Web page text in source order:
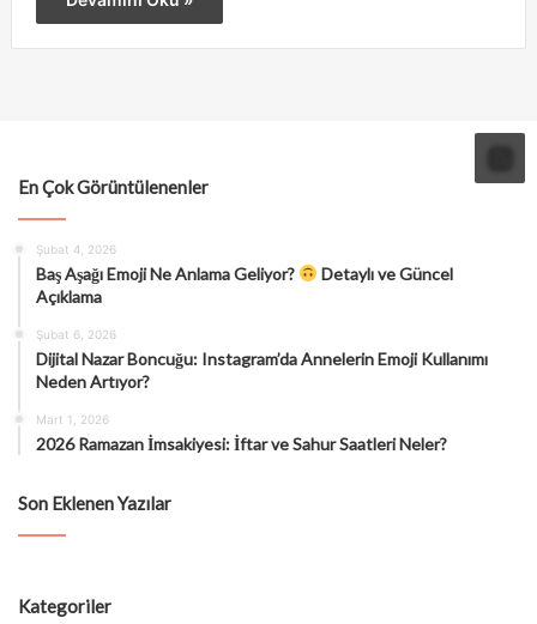
En Çok Görüntülenenler
Şubat 4, 2026
Baş Aşağı Emoji Ne Anlama Geliyor?
Detaylı ve Güncel
Açıklama
Şubat 6, 2026
Dijital Nazar Boncuğu: Instagram’da Annelerin Emoji Kullanımı
Neden Artıyor?
Mart 1, 2026
2026 Ramazan İmsakiyesi: İftar ve Sahur Saatleri Neler?
Son Eklenen Yazılar
Kategoriler